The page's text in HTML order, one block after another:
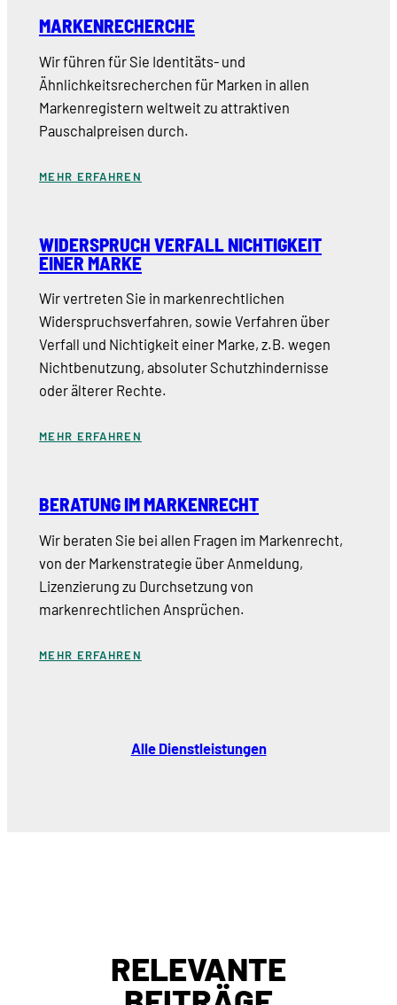
MARKENRECHERCHE
Wir führen für Sie Identitäts- und
Ähnlichkeitsrecherchen für Marken in allen
Markenregistern weltweit zu attraktiven
Pauschalpreisen durch.
MEHR ERFAHREN
WIDERSPRUCH VERFALL NICHTIGKEIT
EINER MARKE
Wir vertreten Sie in markenrechtlichen
Widerspruchsverfahren, sowie Verfahren über
Verfall und Nichtigkeit einer Marke, z.B. wegen
Nichtbenutzung, absoluter Schutzhindernisse
oder älterer Rechte.
MEHR ERFAHREN
BERATUNG IM MARKENRECHT
Wir beraten Sie bei allen Fragen im Markenrecht,
von der Markenstrategie über Anmeldung,
Lizenzierung zu Durchsetzung von
markenrechtlichen Ansprüchen.
MEHR ERFAHREN
Alle Dienstleistungen
RELEVANTE